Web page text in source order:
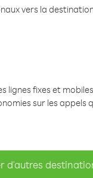
vers la
lignes fixes et
sur les appels
d'autres